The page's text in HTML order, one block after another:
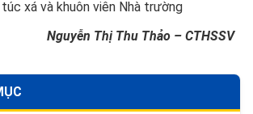
xá và khuôn viên Nhà trường
Nguyễn Thị Thu Thảo – CTHSSV